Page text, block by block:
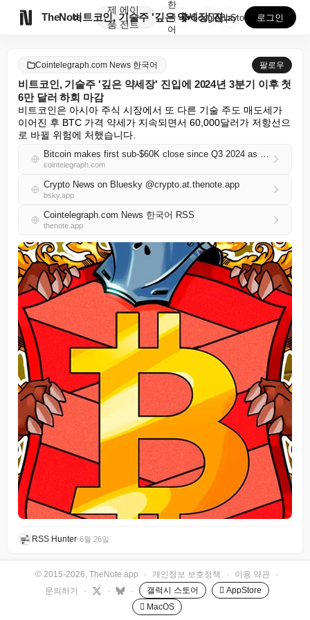
TheNote
제
품
에이
전트
비트코인, 기술주 '깊은 약세장' 진입에 2024년 3...
한
국
어
GooglePlay
AppStore 로그인
Cointelegraph.com News 한국어 팔로우
비트코인, 기술주 '깊은 약세장' 진입에 2024년 3분기 이후 첫
6만 달러 하회 마감
비트코인은 아시아 주식 시장에서 또 다른 기술 주도 매도세가
이어진 후 BTC 가격 약세가 지속되면서 60,000달러가 저항선으
로 바뀔 위험에 처했습니다.
Bitcoin makes first sub-$60K close since Q3 2024 as tech stocks enter ‘deep bear market’
cointelegraph.com
Crypto News on Bluesky @crypto.at.thenote.app
bsky.app
Cointelegraph.com News 한국어 RSS
thenote.app
RSS Hunter•6월 26일
© 2015-2026, TheNote.app · 개인정보 보호정책 · 이용 약관
·
문의하기
· · · 갤럭시 스토어
 AppStore
 MacOS